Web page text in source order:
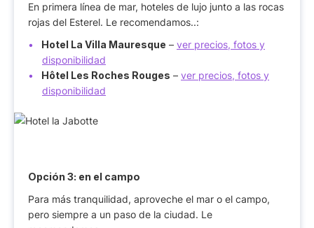
En primera línea de mar, hoteles de lujo junto a las rocas
rojas del Esterel. Le recomendamos..:
Hotel La Villa Mauresque – ver precios, fotos y
disponibilidad
Hôtel Les Roches Rouges – ver precios, fotos y
disponibilidad
Opción 3: en el campo
Para más tranquilidad, aproveche el mar o el campo,
pero siempre a un paso de la ciudad. Le